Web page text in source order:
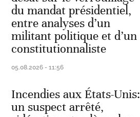
du mandat présidentiel,
entre analyses d’un
militant politique et d’un
constitutionnaliste
05.08.2026 - 11:56
Incendies aux États-Unis:
un suspect arrêté,